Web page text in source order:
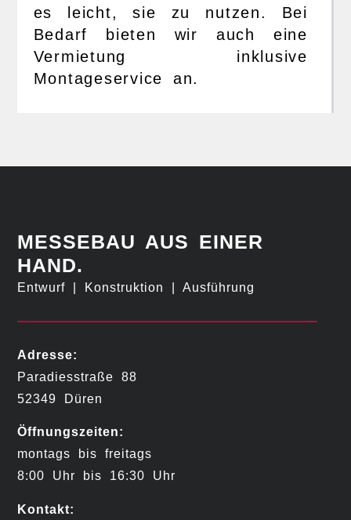
es leicht, sie zu nutzen. Bei
Bedarf bieten wir auch eine
Vermietung inklusive
Montageservice an.
MESSEBAU AUS EINER
HAND.
Entwurf | Konstruktion | Ausführung
Adresse:
Paradiesstraße 88
52349 Düren
Öffnungszeiten:
montags bis freitags
8:00 Uhr bis 16:30 Uhr
Kontakt: